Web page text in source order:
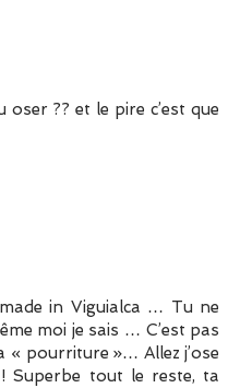
?? et le pire c’est que
in Viguialca … Tu ne
moi je sais … C’est pas
« pourriture »… Allez j’ose
Superbe tout le reste, ta